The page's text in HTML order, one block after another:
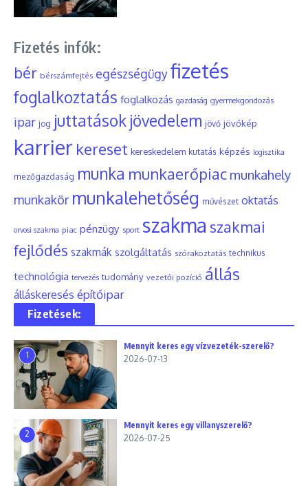
Fizetés infók:
bér bérszámfejtés egészségügyfizetés
foglalkoztatás foglalkozás gazdaság gyermekgondozás
ipar jog juttatások jövedelem jövő jövőkép
karrier kereset kereskedelem kutatás képzés logisztika
mezőgazdaság munka munkaerőpiac munkahely
munkakör munkalehetőség művészet oktatás
orvosi szakma piac pénzügy sport szakma szakmai
fejlődés szakmák szolgáltatás szórakoztatás technikus
technológia tervezés tudomány vezetői pozíció állás
álláskeresés építőipar
Fizetések:
1
Mennyit keres egy vízvezeték-szerelő?
2026-07-13
2
Mennyit keres egy villanyszerelő?
2026-07-25